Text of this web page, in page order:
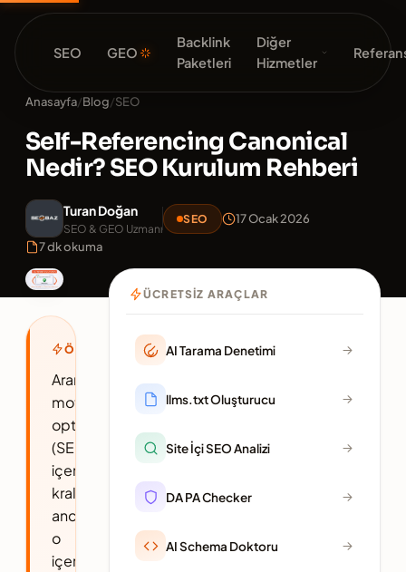
SEO GEO
Backlink
Paketleri
Diğer
Hizmetler
Anasayfa/Blog/SEO
Self-Referencing Canonical
Nedir? SEO Kurulum Rehberi
Turan Doğan
SEO & GEO Uzmanı
SEO
17 Ocak 2026
7 dk okuma
ÖZET
Arama
motoru
optimizasyonunda
(SEO)
içerik
kraldır,
ancak
o
içeriğin
ÜCRETSIZ ARAÇLAR
AI Tarama Denetimi
llms.txt Oluşturucu
Site İçi SEO Analizi
DA PA Checker
AI Schema Doktoru